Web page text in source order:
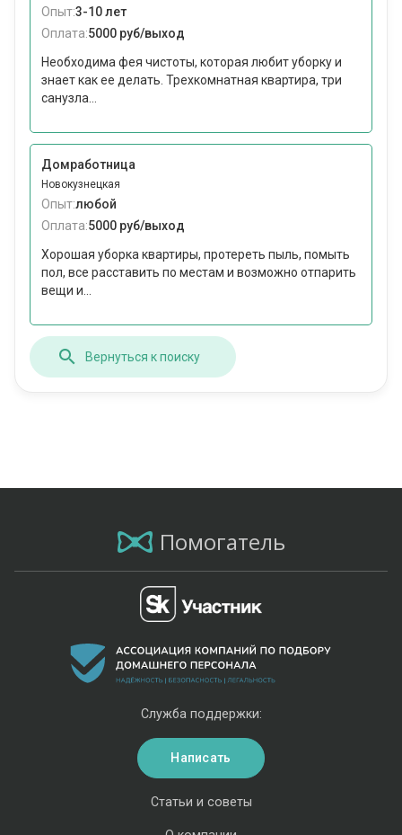
Опыт:3-10 лет
Оплата:5000 руб/выход
Необходима фея чистоты, которая любит уборку и
знает как ее делать. Трехкомнатная квартира, три
санузла...
Домработница
Новокузнецкая
Опыт:любой
Оплата:5000 руб/выход
Хорошая уборка квартиры, протереть пыль, помыть
пол, все расставить по местам и возможно отпарить
вещи и...
Вернуться к поиску
Помогатель
Статьи и советы
Служба поддержки:
Написать